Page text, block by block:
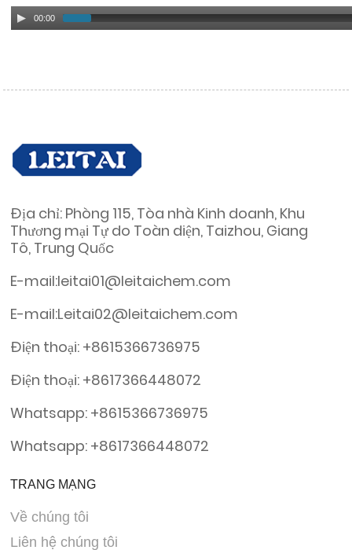
00:00
Địa chỉ: Phòng 115, Tòa nhà Kinh doanh, Khu
Thương mại Tự do Toàn diện, Taizhou, Giang
Tô, Trung Quốc
E-mail:leitai01@leitaichem.com
E-mail:Leitai02@leitaichem.com
Điện thoại: +8615366736975
Điện thoại: +8617366448072
Whatsapp: +8615366736975
Whatsapp: +8617366448072
TRANG MẠNG
Về chúng tôi
Liên hệ chúng tôi